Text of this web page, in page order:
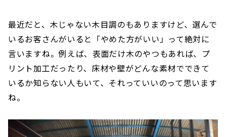
最近だと、木じゃない木目調のもありますけど、選んで
いるお客さんがいると「やめた方がいい」って絶対に
言いますね。例えば、表面だけ木のやつもあれば、プ
リント加工だったり、床材や壁がどんな素材でできて
いるか知らない人もいて、それっていいのって思います
ね。